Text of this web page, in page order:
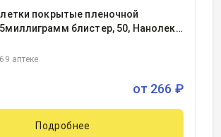
покрытые пленочной
блистер, 50, Нанолек
аптеке
от 266 ₽
Подробнее